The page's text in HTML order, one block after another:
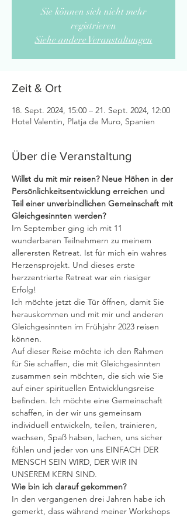
Sie können sich nicht mehr
registrieren
Siehe andere Veranstaltungen
Zeit & Ort
18. Sept. 2024, 15:00 – 21. Sept. 2024, 12:00
Hotel Valentin, Platja de Muro, Spanien
Über die Veranstaltung
Willst du mit mir reisen? Neue Höhen in der
Persönlichkeitsentwicklung erreichen und
Teil einer unverbindlichen Gemeinschaft mit
Gleichgesinnten werden?
Im September ging ich mit 11
wunderbaren Teilnehmern zu meinem
allerersten Retreat. Ist für mich ein wahres
Herzensprojekt. Und dieses erste
herzzentrierte Retreat war ein riesiger
Erfolg!
Ich möchte jetzt die Tür öffnen, damit Sie
herauskommen und mit mir und anderen
Gleichgesinnten im Frühjahr 2023 reisen
können.
Auf dieser Reise möchte ich den Rahmen
für Sie schaffen, die mit Gleichgesinnten
zusammen sein möchten, die sich wie Sie
auf einer spirituellen Entwicklungsreise
befinden. Ich möchte eine Gemeinschaft
schaffen, in der wir uns gemeinsam
individuell entwickeln, teilen, trainieren,
wachsen, Spaß haben, lachen, uns sicher
fühlen und jeder von uns EINFACH DER
MENSCH SEIN WIRD, DER WIR IN
UNSEREM KERN SIND.
Wie bin ich darauf gekommen?
In den vergangenen drei Jahren habe ich
gemerkt, dass während meiner Workshops